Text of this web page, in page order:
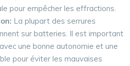
pour empêcher les effractions.
La plupart des serrures
sur batteries. Il est important
une bonne autonomie et une
pour éviter les mauvaises